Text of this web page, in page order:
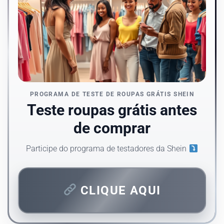
PROGRAMA DE TESTE DE ROUPAS GRÁTIS SHEIN
Teste roupas grátis antes
de comprar
Participe do programa de testadores da Shein
CLIQUE AQUI